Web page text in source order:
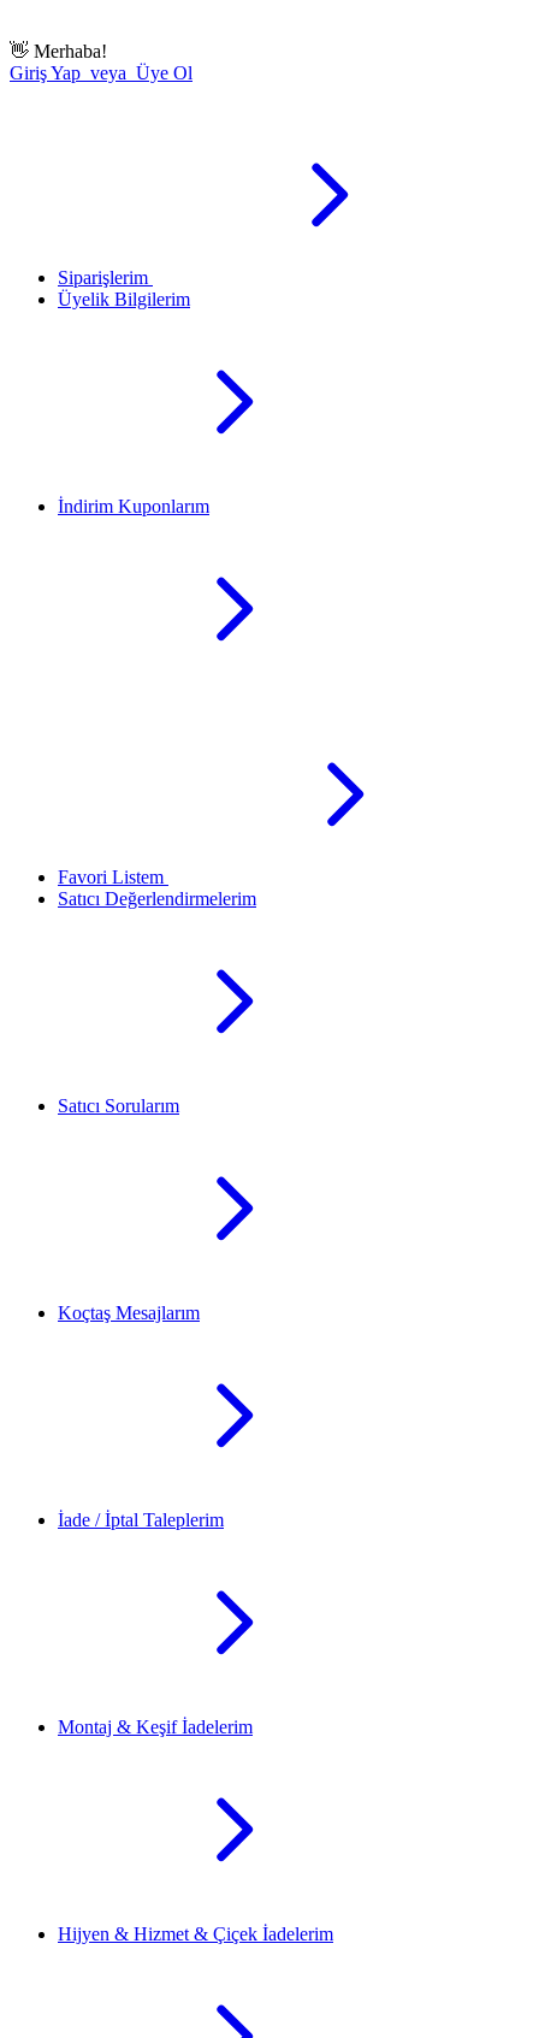
👋 Merhaba!
Giriş Yap veya Üye Ol
Siparişlerim
Üyelik Bilgilerim
İndirim Kuponlarım
Favori Listem
Satıcı Değerlendirmelerim
Satıcı Sorularım
Koçtaş Mesajlarım
İade / İptal Taleplerim
Montaj & Keşif İadelerim
Hijyen & Hizmet & Çiçek İadelerim